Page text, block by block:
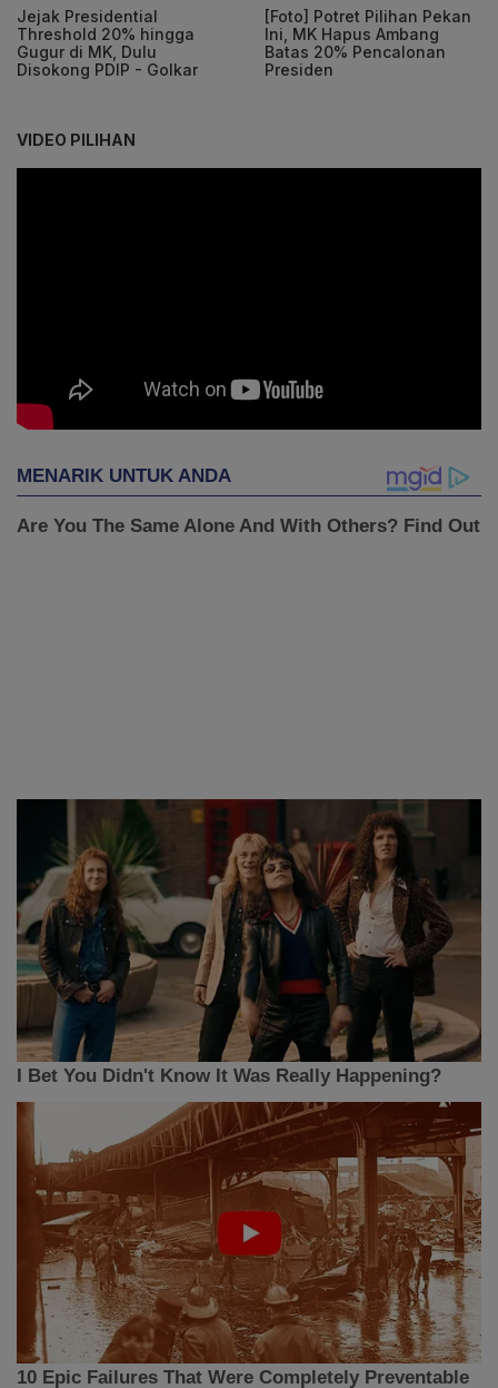
Jejak Presidential
Threshold 20% hingga
Gugur di MK, Dulu
Disokong PDIP - Golkar
[Foto] Potret Pilihan Pekan
Ini, MK Hapus Ambang
Batas 20% Pencalonan
Presiden
VIDEO PILIHAN